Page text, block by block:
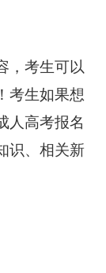
考生可以
考生如果想
人高考报名
识、相关新